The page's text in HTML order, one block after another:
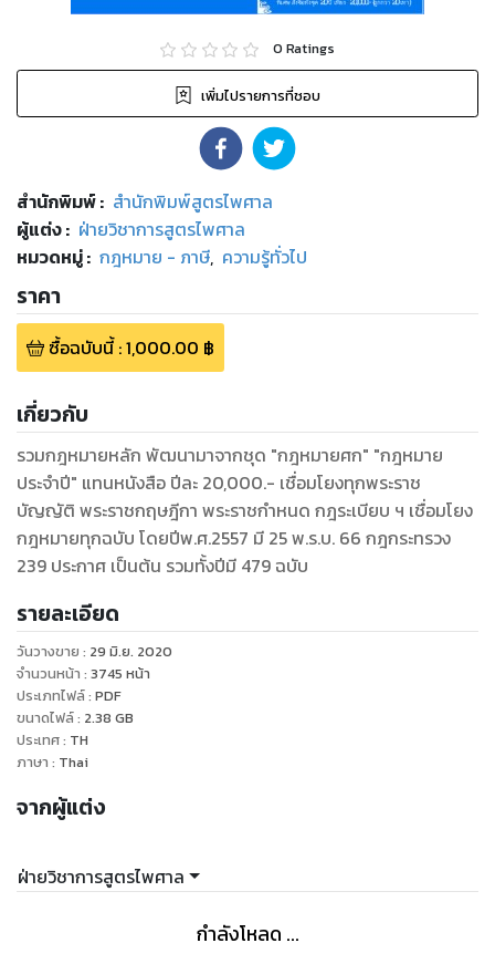
0 Ratings
เพิ่มไปรายการที่ชอบ
สำนักพิมพ์: สำนักพิมพ์สูตรไพศาล
ผู้แต่ง : ฝ่ายวิชาการสูตรไพศาล
หมวดหมู่: กฎหมาย - ภาษี, ความรู้ทั่วไป
ราคา
ซื้อฉบับนี้:1,000.00 ฿
เกี่ยวกับ
รวมกฎหมายหลัก พัฒนามาจากชุด "กฎหมายศก" "กฎหมาย
ประจำปี" แทนหนังสือ ปีละ 20,000.- เชื่อมโยงทุกพระราช
บัญญัติ พระราชกฤษฎีกา พระราชกำหนด กฎระเบียบ ฯ เชื่อมโยง
กฎหมายทุกฉบับ โดยปีพ.ศ.2557 มี 25 พ.ร.บ. 66 กฎกระทรวง
239 ประกาศ เป็นต้น รวมทั้งปีมี 479 ฉบับ
รายละเอียด
วันวางขาย : 29 มิ.ย. 2020
จำนวนหน้า : 3745 หน้า
ประเภทไฟล์: PDF
ขนาดไฟล์: 2.38 GB
ประเทศ: TH
ภาษา : Thai
จากผู้แต่ง
ฝ่ายวิชาการสูตรไพศาล
กำลังโหลด ...